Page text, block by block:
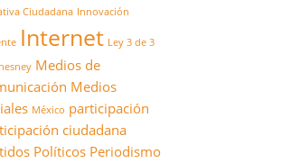
Ciudadana Innovación
Internet Ley 3 de 3
Medios de
Medios
México participación
ciudadana
Políticos Periodismo